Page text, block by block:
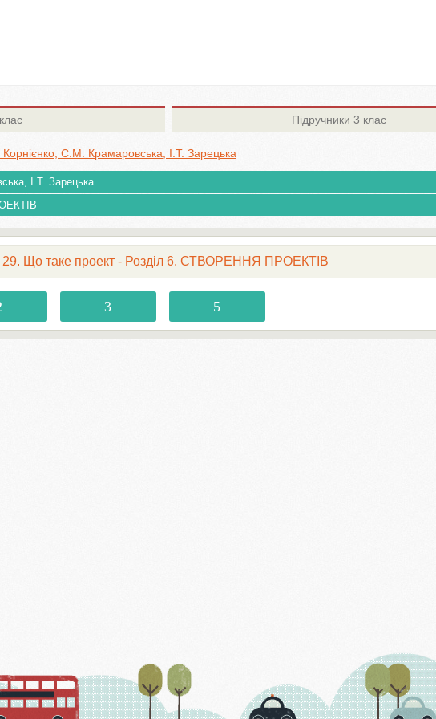
Підручники 3 клас
С.М. Крамаровська, І.Т. Зарецька
І.Т. Зарецька
29. Що таке проект - Розділ 6. СТВОРЕННЯ ПРОЕКТІВ
3 5